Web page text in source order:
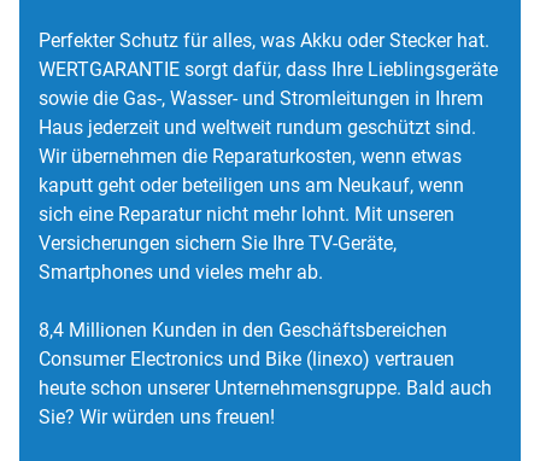
Perfekter Schutz für alles, was Akku oder Stecker hat.
WERTGARANTIE sorgt dafür, dass Ihre Lieblingsgeräte
sowie die Gas-, Wasser- und Stromleitungen in Ihrem
Haus jederzeit und weltweit rundum geschützt sind.
Wir übernehmen die Reparaturkosten, wenn etwas
kaputt geht oder beteiligen uns am Neukauf, wenn
sich eine Reparatur nicht mehr lohnt. Mit unseren
Versicherungen sichern Sie Ihre TV-Geräte,
Smartphones und vieles mehr ab.
8,4 Millionen Kunden in den Geschäftsbereichen
Consumer Electronics und Bike (linexo) vertrauen
heute schon unserer Unternehmensgruppe. Bald auch
Sie? Wir würden uns freuen!